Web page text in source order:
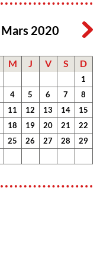
Mars 2020
M J V S D
1
4 5 6 7
8
11 12 13 14
15
18 19 20 21
22
25 26 27 28
29